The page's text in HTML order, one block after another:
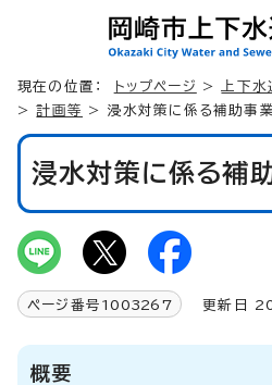
現在の位置： トップページ > 上下水
>計画等 > 浸水対策に係る補助事
浸水対策に係る補
ページ番号 1003267 更新日
概要